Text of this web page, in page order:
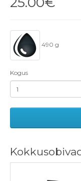
490 g
Kogus